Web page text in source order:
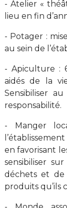
- Atelier «
lieu en fin
- Potager :
au sein de
- Apiculture :
aidés de la
Sensibiliser
responsabilité.
- Manger
en favorisant
sensibiliser
déchets et de
produits qu’ils